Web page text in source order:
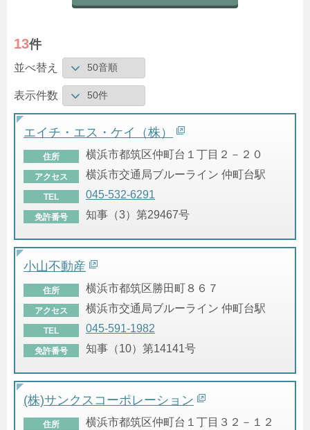
13件
並べ替え
表示件数
エイチ・エス・ケイ（株）
住所 横浜市都筑区仲町台１丁目２－２０
アクセス 横浜市交通局ブルーライン 仲町台駅
TEL 045-532-6291
免許番号 知事（3）第29467号
小山不動産
住所 横浜市都筑区勝田町８６７
アクセス 横浜市交通局ブルーライン 仲町台駅
TEL 045-591-1982
免許番号 知事（10）第14141号
(株)サンクスコーポレーション
住所 横浜市都筑区仲町台１丁目３２－１２